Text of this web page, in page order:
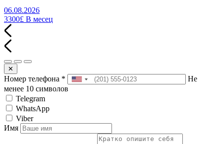
06.08.2026
3300£ В месец
✕
Номер телефона *
Не
менее 10 символов
Telegram
WhatsApp
Viber
Имя